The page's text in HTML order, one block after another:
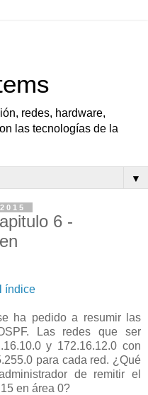
redes, hardware,
las tecnologías de la
▼
6 -
índice
ha pedido a resumir las
Las redes que ser
y 172.16.12.0 con
para cada red. ¿Qué
de remitir el
en área 0?